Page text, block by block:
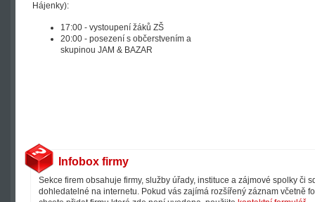
Hájenky):
17:00 - vystoupení žáků ZŠ
20:00 - posezení s občerstvením a
skupinou JAM & BAZAR
Infobox firmy
Sekce firem obsahuje firmy, služby úřady, instituce a zájmové spolky či
dohledatelné na internetu. Pokud vás zajímá rozšířený záznam včetně